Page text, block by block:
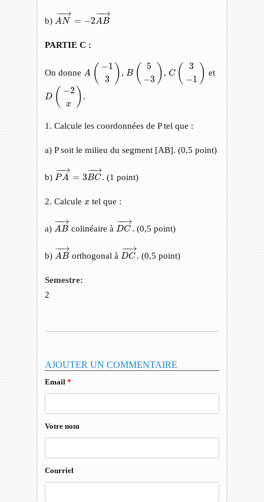
b)
−
−→
AN = −2
−
−→
AB
N→ →
PARTIE C :
On donne A ( −1
3
)
−
)
, B (
5
−3 )
5− 3)
,C (
3
−1 )
3− 1)
et
D ( −2
x )
−2
)
.
1. Calcule les coordonnées de P tel que :
a) P soit le milieu du segment [AB]. (0,5 point)
b)
−
−→
PA = 3
−
−→
BC
→
→
. (1 point)
2. Calculex
x tel que :
a)
−
−→
AB
B
colinéaire à
−
−→
DC
C→
. (0,5 point)
b)
−
−→
AB
B
orthogonal à
−
−→
DC
C→
. (0,5 point)
Semestre:
2
AJOUTER UN COMMENTAIRE
Email*
Votre nom
Courriel